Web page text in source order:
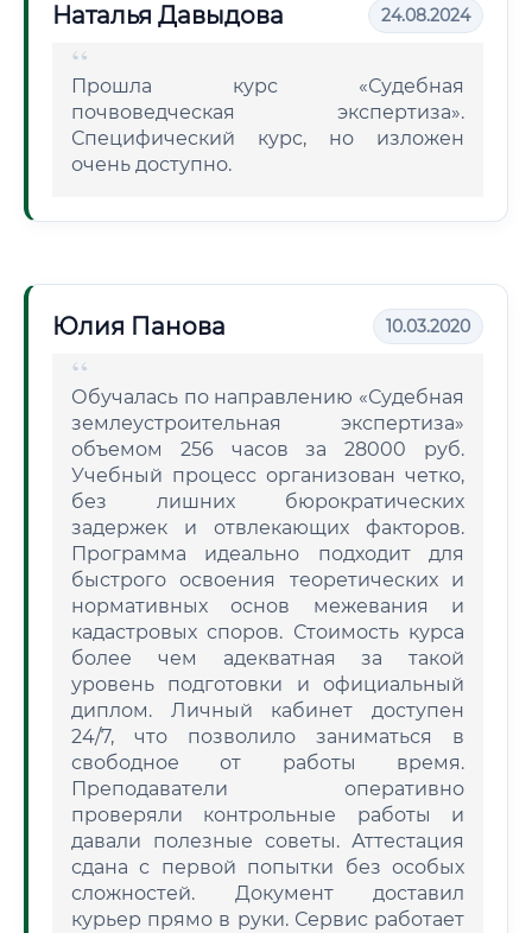
Наталья Давыдова 24.08.2024
Прошла курс «Судебная
почвоведческая экспертиза».
Специфический курс, но изложен
очень доступно.
Юлия Панова 10.03.2020
Обучалась по направлению «Судебная
землеустроительная экспертиза»
объемом 256 часов за 28000 руб.
Учебный процесс организован четко,
без лишних бюрократических
задержек и отвлекающих факторов.
Программа идеально подходит для
быстрого освоения теоретических и
нормативных основ межевания и
кадастровых споров. Стоимость курса
более чем адекватная за такой
уровень подготовки и официальный
диплом. Личный кабинет доступен
24/7, что позволило заниматься в
свободное от работы время.
Преподаватели оперативно
проверяли контрольные работы и
давали полезные советы. Аттестация
сдана с первой попытки без особых
сложностей. Документ доставил
курьер прямо в руки. Сервис работает